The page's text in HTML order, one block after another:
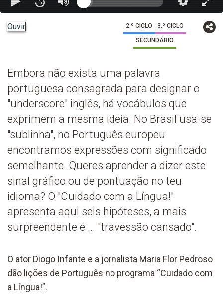
Ouvir 2.º CICLO 3.º CICLO
SECUNDÁRIO
Embora não exista uma palavra
portuguesa consagrada para designar o
"underscore" inglês, há vocábulos que
exprimem a mesma ideia. No Brasil usa-se
"sublinha", no Português europeu
encontramos expressões com significado
semelhante. Queres aprender a dizer este
sinal gráfico ou de pontuação no teu
idioma? O "Cuidado com a Língua!"
apresenta aqui seis hipóteses, a mais
surpreendente é ... "travessão cansado".
O ator Diogo Infante e a jornalista Maria Flor Pedroso
dão lições de Português no programa “Cuidado com
a Língua!”.